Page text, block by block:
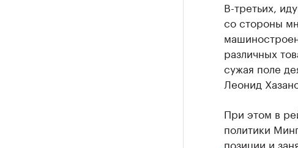
В-третьих,
со стороны
различных
сужая поле
Леонид
При этом в
политики
позиции и